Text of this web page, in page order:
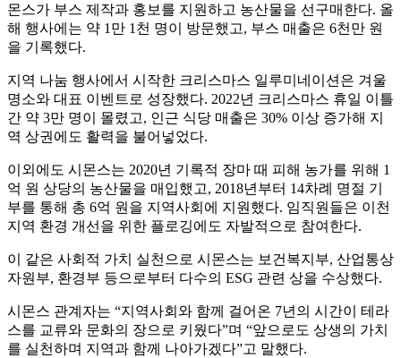
몬스가 부스 제작과 홍보를 지원하고 농산물을 선구매한다. 올
해 행사에는 약 1만 1천 명이 방문했고, 부스 매출은 6천만 원
을 기록했다.
지역 나눔 행사에서 시작한 크리스마스 일루미네이션은 겨울
명소와 대표 이벤트로 성장했다. 2022년 크리스마스 휴일 이틀
간 약 3만 명이 몰렸고, 인근 식당 매출은 30% 이상 증가해 지
역 상권에도 활력을 불어넣었다.
이외에도 시몬스는 2020년 기록적 장마 때 피해 농가를 위해 1
억 원 상당의 농산물을 매입했고, 2018년부터 14차례 명절 기
부를 통해 총 6억 원을 지역사회에 지원했다. 임직원들은 이천
지역 환경 개선을 위한 플로깅에도 자발적으로 참여한다.
이 같은 사회적 가치 실천으로 시몬스는 보건복지부, 산업통상
자원부, 환경부 등으로부터 다수의 ESG 관련 상을 수상했다.
시몬스 관계자는 “지역사회와 함께 걸어온 7년의 시간이 테라
스를 교류와 문화의 장으로 키웠다”며 “앞으로도 상생의 가치
를 실천하며 지역과 함께 나아가겠다”고 말했다.